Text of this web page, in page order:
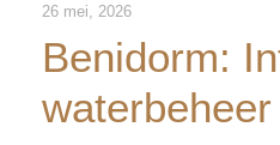
26 mei, 2026
Benidorm:
waterbeheer